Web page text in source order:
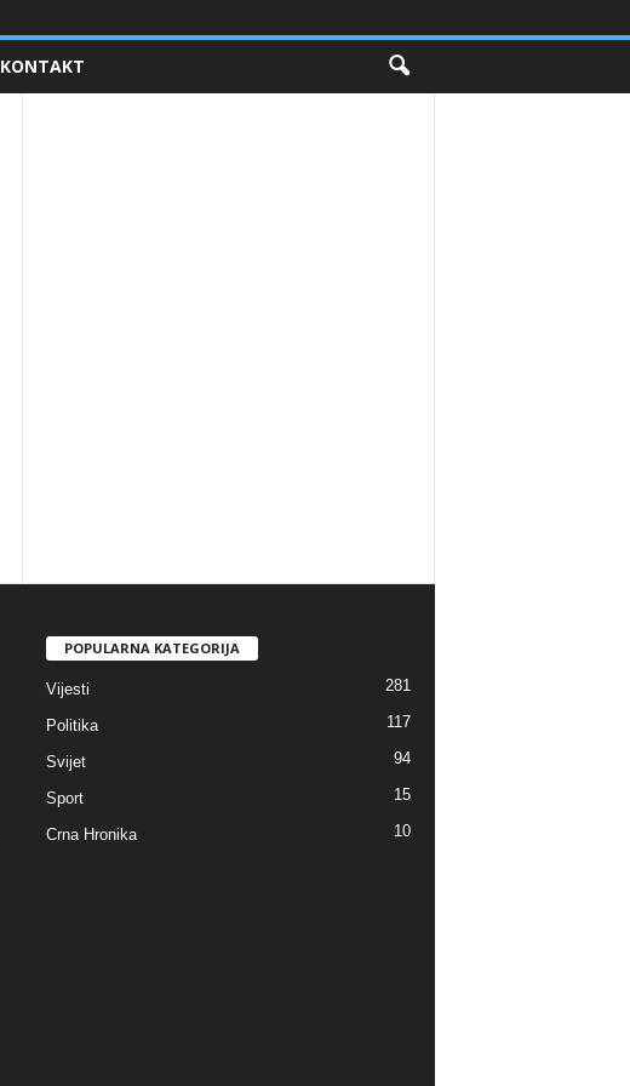
KONTAKT
POPULARNA KATEGORIJA
Vijesti 281
Politika 117
Svijet 94
Sport 15
Crna Hronika 10